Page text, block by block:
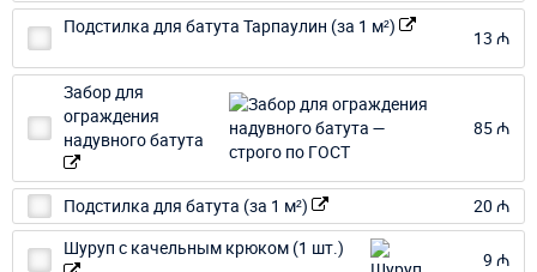
Подстилка для батута Тарпаулин (за 1 м²)
13 ₼
Забор для
ограждения
надувного батута
85 ₼
Подстилка для батута (за 1 м²)
20 ₼
Шуруп с качельным крюком (1 шт.)
9 ₼